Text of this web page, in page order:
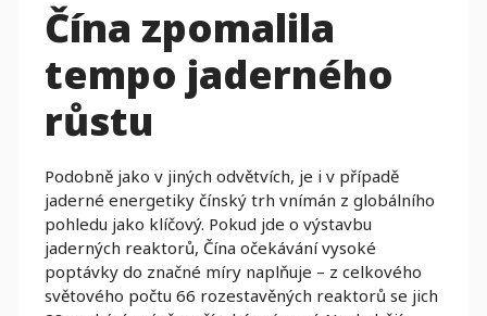
Čína zpomalila
tempo jaderného
růstu
Podobně jako v jiných odvětvích, je i v případě
jaderné energetiky čínský trh vnímán z globálního
pohledu jako klíčový. Pokud jde o výstavbu
jaderných reaktorů, Čína očekávání vysoké
poptávky do značné míry naplňuje – z celkového
světového počtu 66 rozestavěných reaktorů se jich